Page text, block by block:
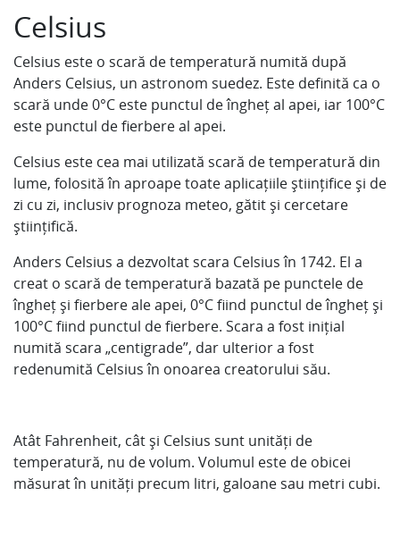
Celsius
Celsius este o scară de temperatură numită după
Anders Celsius, un astronom suedez. Este definită ca o
scară unde 0°C este punctul de îngheț al apei, iar 100°C
este punctul de fierbere al apei.
Celsius este cea mai utilizată scară de temperatură din
lume, folosită în aproape toate aplicațiile științifice și de
zi cu zi, inclusiv prognoza meteo, gătit și cercetare
științifică.
Anders Celsius a dezvoltat scara Celsius în 1742. El a
creat o scară de temperatură bazată pe punctele de
îngheț și fierbere ale apei, 0°C fiind punctul de îngheț și
100°C fiind punctul de fierbere. Scara a fost inițial
numită scara „centigrade”, dar ulterior a fost
redenumită Celsius în onoarea creatorului său.
Atât Fahrenheit, cât și Celsius sunt unități de
temperatură, nu de volum. Volumul este de obicei
măsurat în unități precum litri, galoane sau metri cubi.